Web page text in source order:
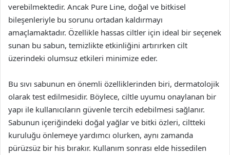
verebilmektedir. Ancak Pure Line, doğal ve bitkisel
bileşenleriyle bu sorunu ortadan kaldırmayı
amaçlamaktadır. Özellikle hassas ciltler için ideal bir seçenek
sunan bu sabun, temizlikte etkinliğini artırırken cilt
üzerindeki olumsuz etkileri minimize eder.
Bu sıvı sabunun en önemli özelliklerinden biri, dermatolojik
olarak test edilmesidir. Böylece, ciltle uyumu onaylanan bir
yapı ile kullanıcıların güvenle tercih edebilmesi sağlanır.
Sabunun içeriğindeki doğal yağlar ve bitki özleri, ciltteki
kuruluğu önlemeye yardımcı olurken, aynı zamanda
pürüzsüz bir his bırakır. Kullanım sonrası elde hissedilen